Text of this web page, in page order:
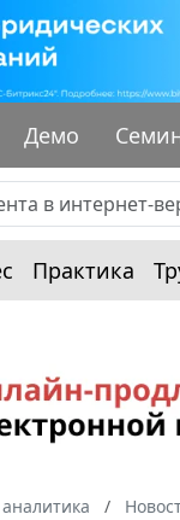
Демо
Практика